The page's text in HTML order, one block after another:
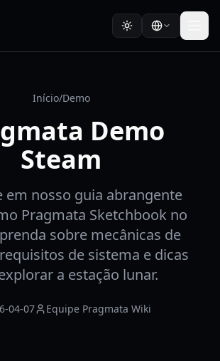
Início/Demo
Demo
Steam
em nosso guia abrangente
Pragmata Sketchbook no
sobre mecânicas de
de sistema e dicas
a estação lunar.
04-07 Equipe Pragmata Wiki